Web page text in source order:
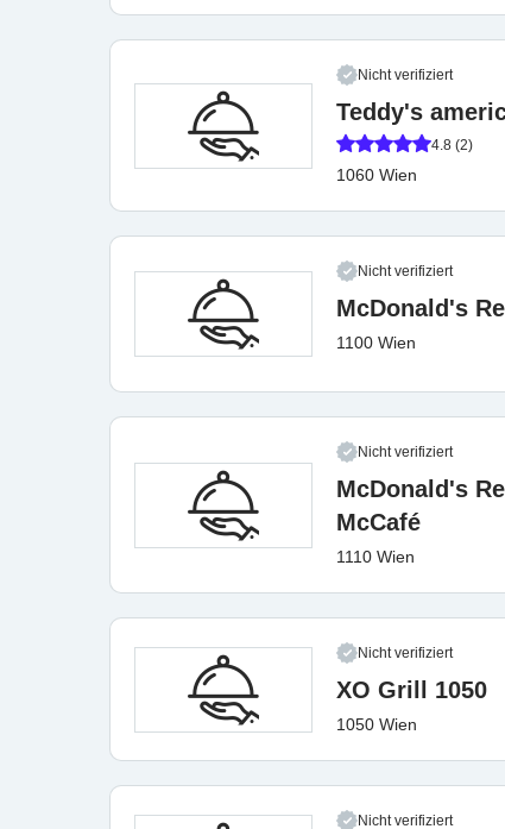
Nicht verifiziert
Teddy's
4.8 (2)
1060 Wien
Nicht verifiziert
McDonald's
1100 Wien
Nicht verifiziert
McDonald's
McCafé
1110 Wien
Nicht verifiziert
XO Grill 1050
1050 Wien
Nicht verifiziert